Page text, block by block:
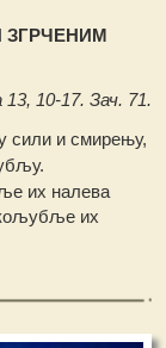
ЗГРЧЕНИМ
13, 10-17. Зач. 71.
сили и смирењу,
их налева
их